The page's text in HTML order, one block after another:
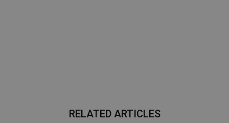
RELATED ARTICLES